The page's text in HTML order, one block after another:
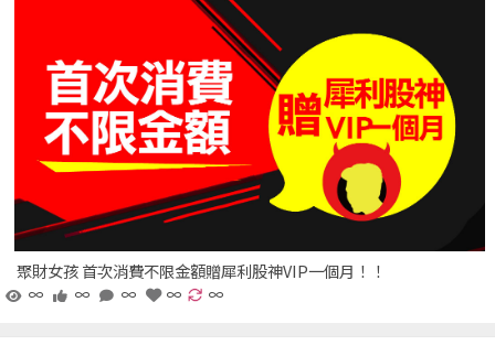
聚財女孩 首次消費不限金額贈犀利股神VIP一個月！！
∞
∞ ∞ ∞ ∞